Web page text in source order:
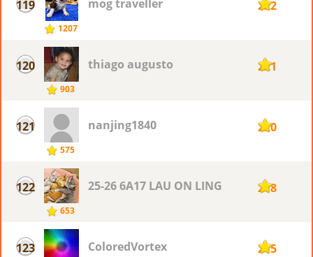
119
1207
mog traveller 222
120
903
thiago augusto 221
121
575
nanjing1840 220
122
653
25-26 6A17 LAU ON LING 218
123 ColoredVortex 215